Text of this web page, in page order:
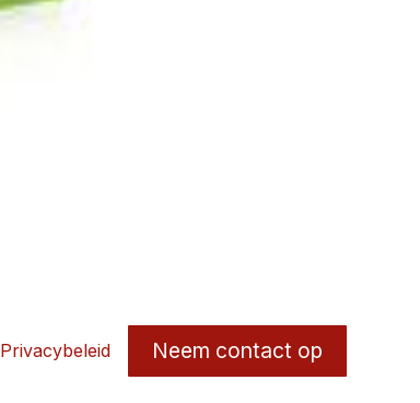
Privacybeleid Neem contact op